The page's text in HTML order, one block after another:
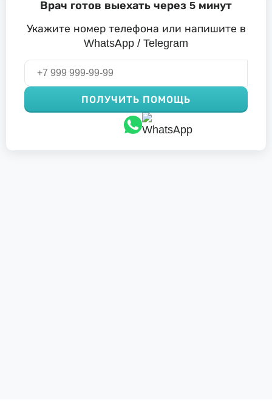
Врач готов выехать через 5 минут
Укажите номер телефона или напишите в
WhatsApp / Telegram
ПОЛУЧИТЬ ПОМОЩЬ